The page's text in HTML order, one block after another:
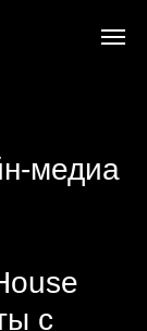
медиа
с